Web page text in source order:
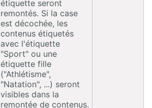
étiquette seront
remontés. Si la case
est décochée, les
contenus étiquetés
avec l'étiquette
"Sport" ou une
étiquette fille
("Athlétisme",
"Natation", ...) seront
visibles dans la
remontée de contenus.